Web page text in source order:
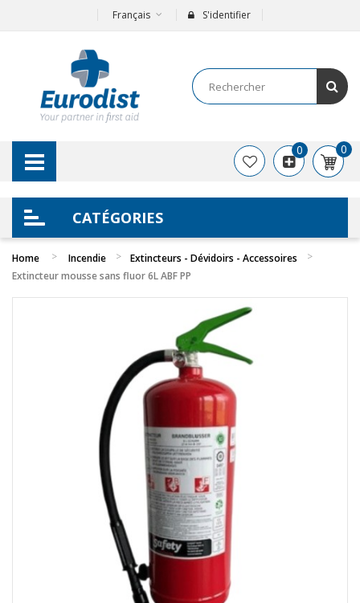
Français S'identifier
CATÉGORIES
0
0
Home Incendie
Extincteurs - Dévidoirs - Accessoires
Extincteur mousse sans fluor 6L ABF PP